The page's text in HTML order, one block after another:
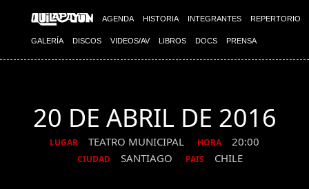
AGENDA HISTORIA INTEGRANTES REPERTORIO
GALERÍA DISCOS VIDEOS/AV LIBROS DOCS PRENSA
20 DE ABRIL DE 2016
LUGAR TEATRO MUNICIPAL HORA 20:00
CIUDAD SANTIAGO PAIS CHILE